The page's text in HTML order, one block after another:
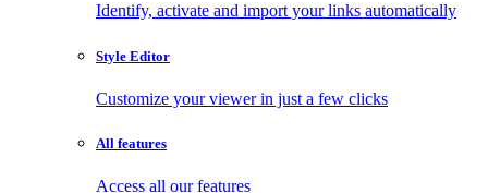
Identify, activate and import your links automatically
Style Editor
Customize your viewer in just a few clicks
All features
Access all our features